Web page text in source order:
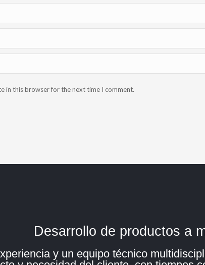
in this browser for the next time I comment.
Desarrollo de productos a
y un equipo técnico